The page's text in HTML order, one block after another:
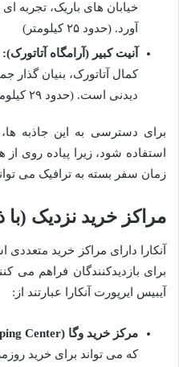
خیابان های باریک، تجربه
آورد. (حدود ۲۵ کیلومتر)
آنیت کبیر (آرامگاه آتاتورک):
کمال آتاتورک، بنیان گذار
دیدنی است. (حدود ۲۹ کیلومتر)
برای دسترسی به این جاذبه
استفاده شود، زیرا پیاده روی
زمان سفر بسته به ترافیک می تواند بین ۳۰ تا ۶۰ دقیقه
مراکز خرید نزدیک (با
آنکارا دارای مراکز خرید
برای بازدیدکنندگان فراهم می
آیبیس ایرپورت آنکارا عبارتند از:
مرکز خرید وگا (Vega Shopping Center):